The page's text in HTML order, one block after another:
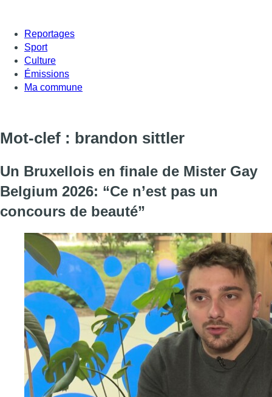
Reportages
Sport
Culture
Émissions
Ma commune
Mot-clef : brandon sittler
Un Bruxellois en finale de Mister Gay
Belgium 2026: “Ce n’est pas un
concours de beauté”